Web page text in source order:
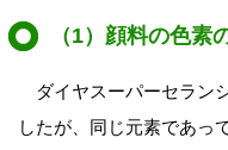
（1）顔料の色素
ダイヤスーパーセラン
したが、同じ元素であっ